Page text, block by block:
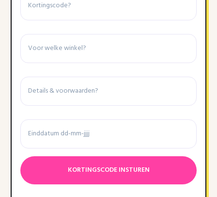
Winkel
Details
voorwaarden
Einddatum
dash
MM
dash